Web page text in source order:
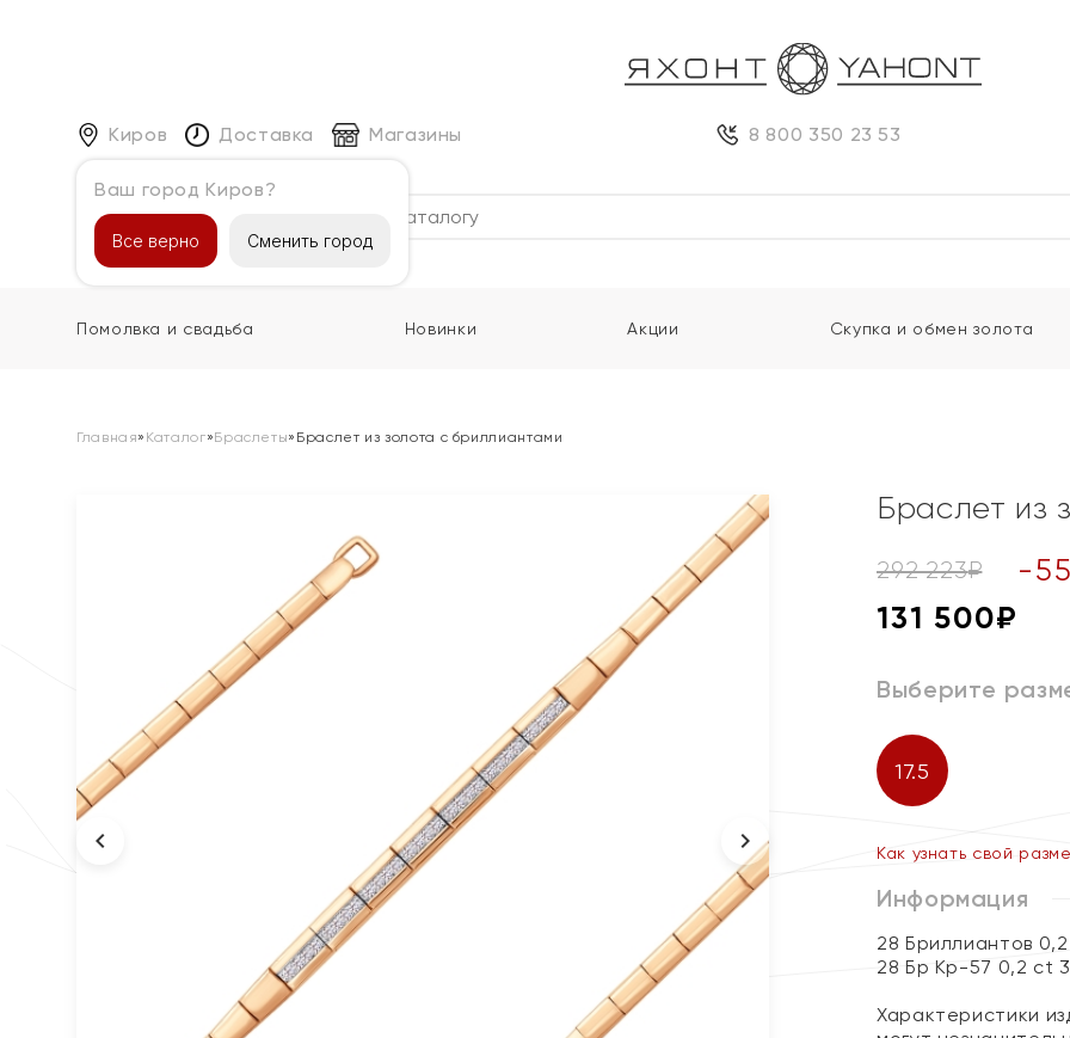
Киров
Ваш город Киров?
Все верно Сменить город
Доставка Магазины 8 800 350 23 53
Каталог
Помолвка и свадьба Новинки Акции Скупка и обмен золота
Главная» Каталог»Браслеты» Браслет из золота с бриллиантами
Браслет из
292 223₽ -55
131 500₽
Выберите
17.5
Как узнать свой
Информация
28 Бриллиантов
28 Бр Кр-57 0,2 ct
Характеристики